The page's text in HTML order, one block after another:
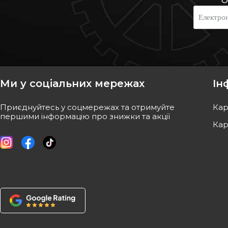
Renault Trafic II + Opel Vivaro A
Очікуєм поставку
MAXGEAR
Приводний елемент,
змішувальний клапан
Код: 32-0786
Ми у соціальних мережах
Приєднуйтесь у соцмережах та отримуйте
першими інформацію про знижки та акції